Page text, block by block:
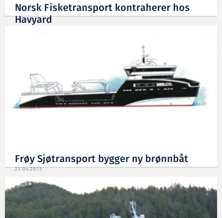
Norsk Fisketransport kontraherer hos
Havyard
Frøy Sjøtransport bygger ny brønnbåt
23.04.2013